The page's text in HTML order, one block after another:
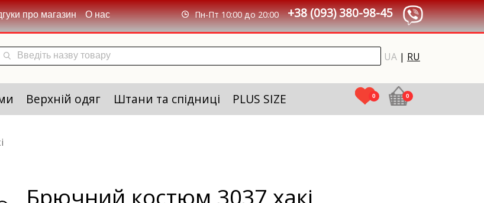
про магазин О нас +38 (093) 380-98-45
Пн-Пт 10:00 до 20:00
UA | RU
Верхній одяг Штани та спідниці PLUS SIZE 0 0
Брючний костюм 3037 хакі